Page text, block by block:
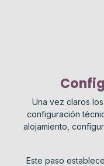
Una vez claros
configuración
alojamiento,
Este paso